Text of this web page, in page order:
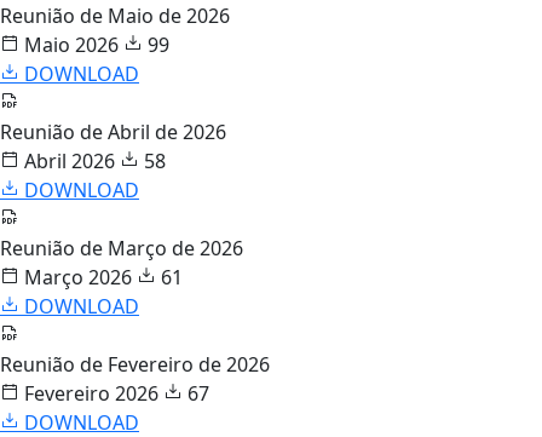
Reunião de Maio de 2026
Maio 2026
99
DOWNLOAD
Reunião de Abril de 2026
Abril 2026
58
DOWNLOAD
Reunião de Março de 2026
Março 2026
61
DOWNLOAD
Reunião de Fevereiro de 2026
Fevereiro 2026
67
DOWNLOAD